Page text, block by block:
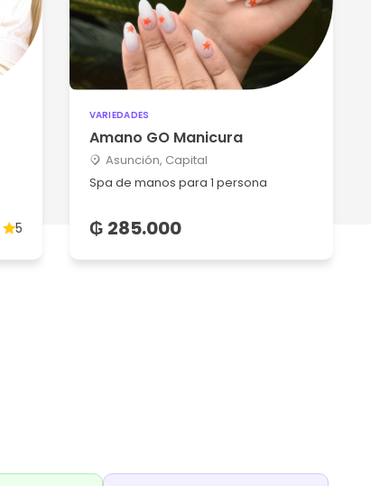
5
VARIEDADES
Amano GO Manicura
Asunción, Capital
Spa de manos para 1 persona
₲ 285.000